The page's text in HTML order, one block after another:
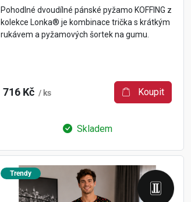
Pohodlné dvoudílné pánské pyžamo KOFFING z
kolekce Lonka® je kombinace trička s krátkým
rukávem a pyžamových šortek na gumu.
716 Kč / ks Koupit
Skladem
Trendy